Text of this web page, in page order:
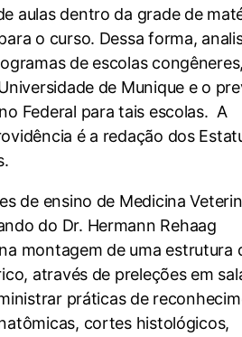
aulas dentro da grade de
o curso. Dessa forma,
de escolas
de Munique e o
Federal para tais escolas. A
é a redação dos
de ensino de Medicina
do Dr. Hermann Rehaag
montagem de uma estrutura
através de preleções em
práticas de
cortes histológicos,